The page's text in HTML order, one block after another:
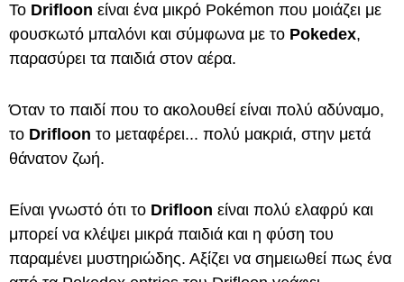
Το Drifloon είναι ένα μικρό Pokémon που μοιάζει με
φουσκωτό μπαλόνι και σύμφωνα με το Pokedex,
παρασύρει τα παιδιά στον αέρα.
Όταν το παιδί που το ακολουθεί είναι πολύ αδύναμο,
το Drifloon το μεταφέρει... πολύ μακριά, στην μετά
θάνατον ζωή.
Είναι γνωστό ότι το Drifloon είναι πολύ ελαφρύ και
μπορεί να κλέψει μικρά παιδιά και η φύση του
παραμένει μυστηριώδης. Αξίζει να σημειωθεί πως ένα